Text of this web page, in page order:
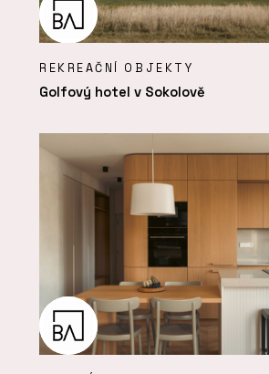
REKREAČNÍ OBJEKTY
Golfový hotel v Sokolově